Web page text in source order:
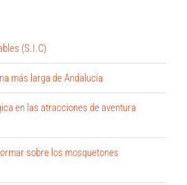
(S.I.C)
más larga de Andalucía
en las atracciones de aventura
sobre los mosquetones